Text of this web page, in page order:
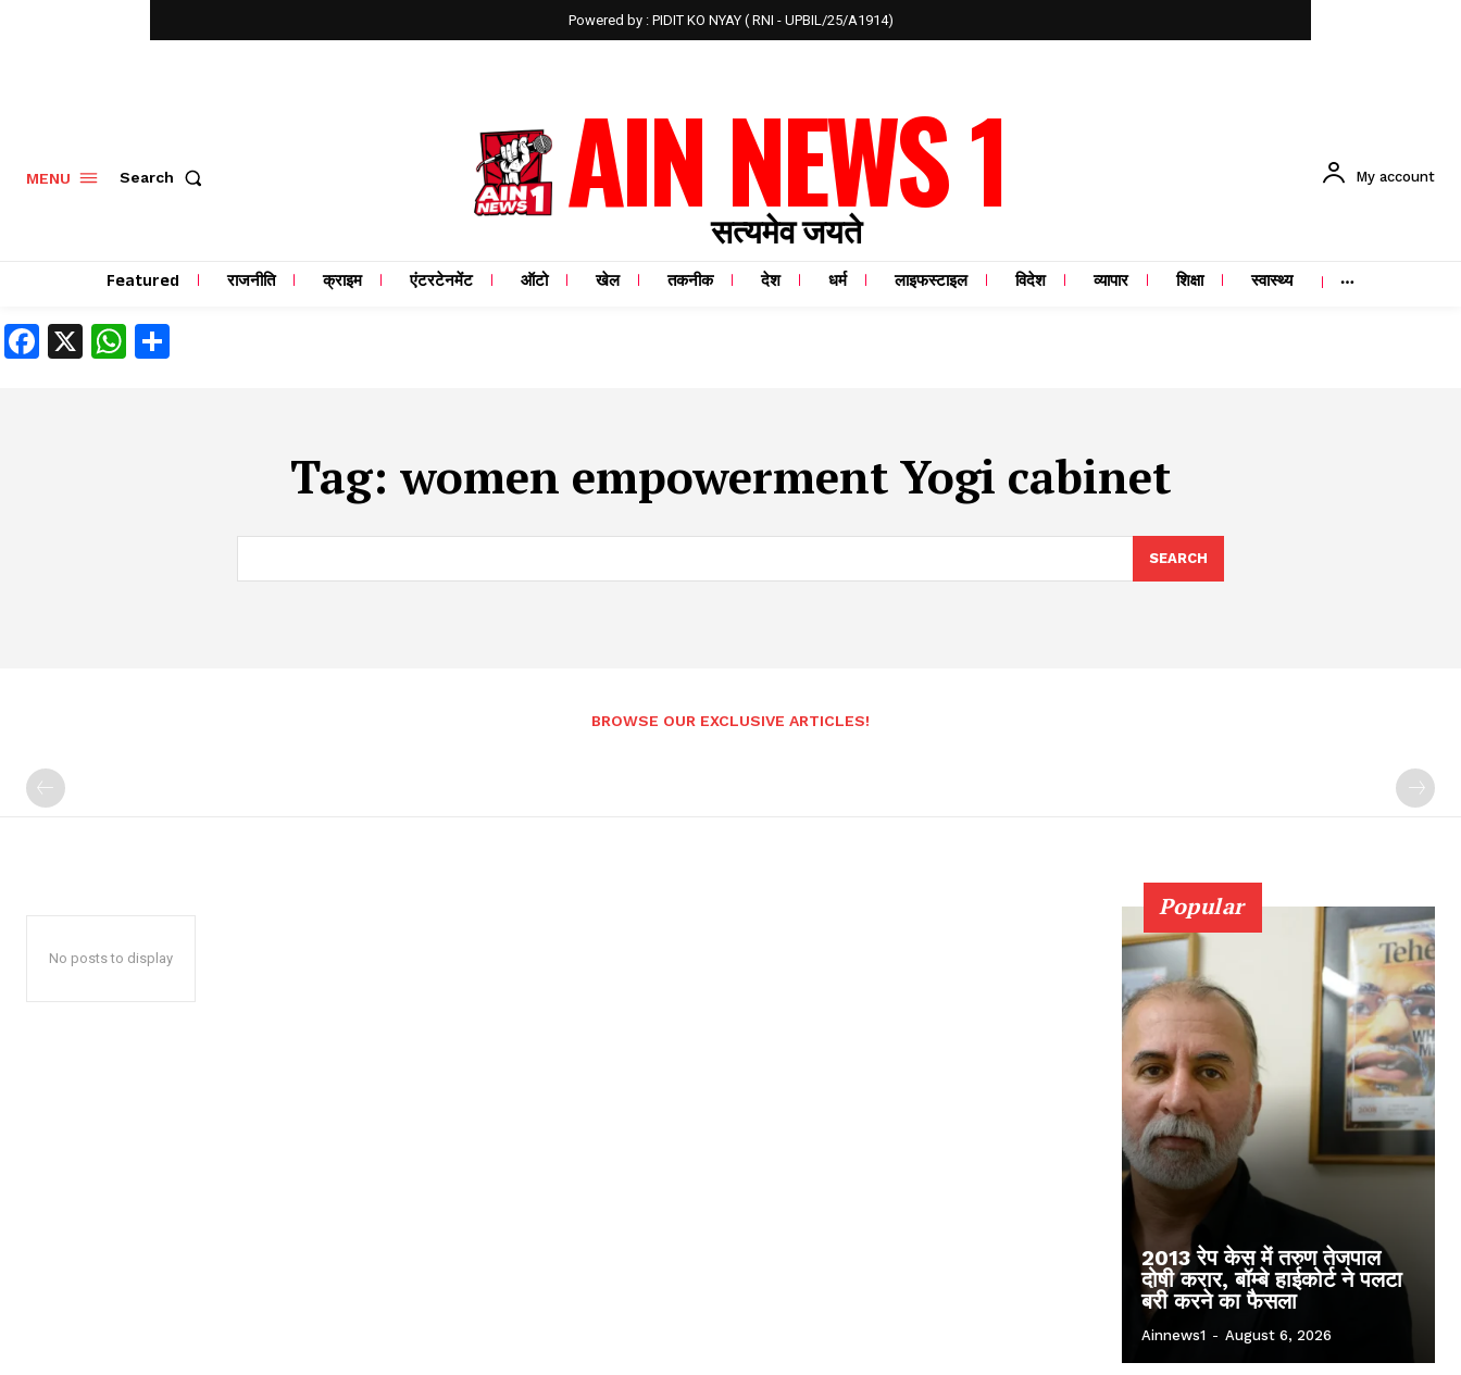
Powered by : PIDIT KO NYAY ( RNI - UPBIL/25/A1914)
MENU Search AIN NEWS 1
सत्यमेव जयते
My account
Featured राजनीति क्राइम एंटरटेनमेंट ऑटो खेल तकनीक देश धर्म लाइफस्टाइल विदेश व्यापार शिक्षा स्वास्थ्य
Facebook
X WhatsApp
Tag: women empowerment Yogi cabinet
SEARCH
BROWSE OUR EXCLUSIVE ARTICLES!
No posts to display
Popular
2013 रेप केस में तरुण तेजपाल
दोषी करार, बॉम्बे हाईकोर्ट ने पलटा
बरी करने का फैसला
Ainnews1 - August 6, 2026